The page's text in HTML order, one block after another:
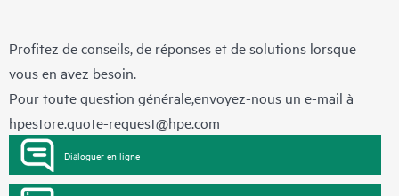
Profitez de conseils, de réponses et de solutions lorsque
vous en avez besoin.
Pour toute question générale,envoyez-nous un e-mail à
hpestore.quote-request@hpe.com
Dialoguer en ligne